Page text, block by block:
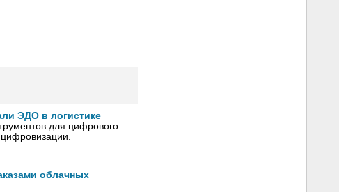
ЭДО в логистике
для цифрового
цифровизации.
облачных